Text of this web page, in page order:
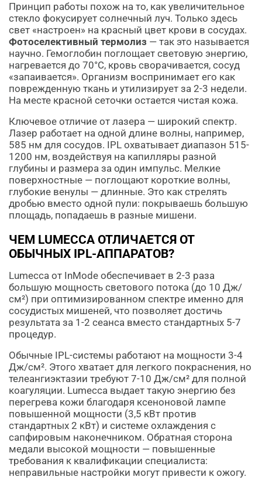
Принцип работы похож на то, как увеличительное
стекло фокусирует солнечный луч. Только здесь
свет «настроен» на красный цвет крови в сосудах.
Фотоселективный термолиз — так это называется
научно. Гемоглобин поглощает световую энергию,
нагревается до 70°C, кровь сворачивается, сосуд
«запаивается». Организм воспринимает его как
поврежденную ткань и утилизирует за 2-3 недели.
На месте красной сеточки остается чистая кожа.
Ключевое отличие от лазера — широкий спектр.
Лазер работает на одной длине волны, например,
585 нм для сосудов. IPL охватывает диапазон 515-
1200 нм, воздействуя на капилляры разной
глубины и размера за один импульс. Мелкие
поверхностные — поглощают короткие волны,
глубокие венулы — длинные. Это как стрелять
дробью вместо одной пули: покрываешь большую
площадь, попадаешь в разные мишени.
ЧЕМ LUMECCA ОТЛИЧАЕТСЯ ОТ
ОБЫЧНЫХ IPL-АППАРАТОВ?
Lumecca от InMode обеспечивает в 2-3 раза
большую мощность светового потока (до 10 Дж/
см²) при оптимизированном спектре именно для
сосудистых мишеней, что позволяет достичь
результата за 1-2 сеанса вместо стандартных 5-7
процедур.
Обычные IPL-системы работают на мощности 3-4
Дж/см². Этого хватает для легкого покраснения, но
телеангиэктазии требуют 7-10 Дж/см² для полной
коагуляции. Lumecca выдает такую энергию без
перегрева кожи благодаря ксеноновой лампе
повышенной мощности (3,5 кВт против
стандартных 2 кВт) и системе охлаждения с
сапфировым наконечником. Обратная сторона
медали высокой мощности — повышенные
требования к квалификации специалиста:
неправильные настройки могут привести к ожогу.